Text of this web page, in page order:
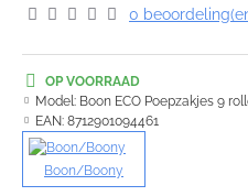
0
OP VOORRAAD
Model: Boon ECO Poepzakjes 9
EAN: 8712901094461
Boon/Boony